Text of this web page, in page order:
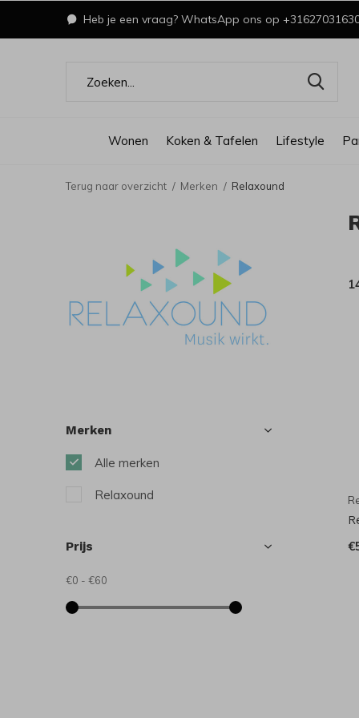
Wonen Koken & Tafelen Lifestyle
Heb je een vraag? WhatsApp ons op
Terug naar overzicht Merken Relaxound
Merken
Alle merken
Relaxound
Prijs
€0 - €60